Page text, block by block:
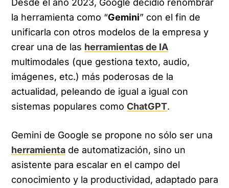
Desde el año 2023, Google decidió renombrar
la herramienta como “Gemini” con el fin de
unificarla con otros modelos de la empresa y
crear una de las herramientas de IA
multimodales (que gestiona texto, audio,
imágenes, etc.) más poderosas de la
actualidad, peleando de igual a igual con
sistemas populares como ChatGPT.
Gemini de Google se propone no sólo ser una
herramienta de automatización, sino un
asistente para escalar en el campo del
conocimiento y la productividad, adaptado para